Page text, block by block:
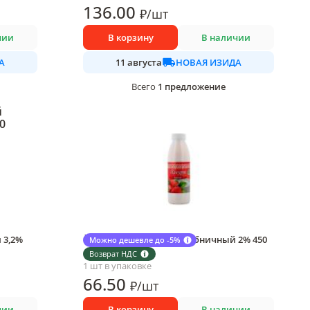
136.00 ₽/шт
В корзину В наличии
11 августа
НОВАЯ ИЗИДА
Всего 1 предложение
Можно дешевле до -5%
Возврат НДС
Йогурт Мокшанский клубничный 2% 450
гр., ПЭТ
1 шт в упаковке
66.50 ₽/шт